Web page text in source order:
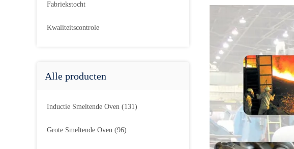
Fabriekstocht
Kwaliteitscontrole
Alle producten
Inductie Smeltende Oven (131)
Grote Smeltende Oven (96)